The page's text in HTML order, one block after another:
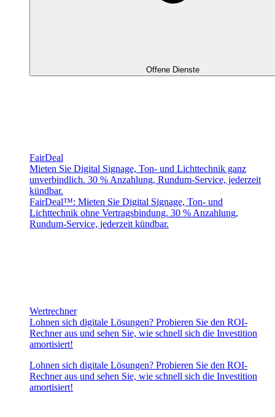
Offene Dienste
FairDeal
Mieten Sie Digital Signage, Ton- und Lichttechnik ganz
unverbindlich. 30 % Anzahlung, Rundum-Service, jederzeit
kündbar.
FairDeal™: Mieten Sie Digital Signage, Ton- und
Lichttechnik ohne Vertragsbindung. 30 % Anzahlung,
Rundum-Service, jederzeit kündbar.
Wertrechner
Lohnen sich digitale Lösungen? Probieren Sie den ROI-
Rechner aus und sehen Sie, wie schnell sich die Investition
amortisiert!
Lohnen sich digitale Lösungen? Probieren Sie den ROI-
Rechner aus und sehen Sie, wie schnell sich die Investition
amortisiert!